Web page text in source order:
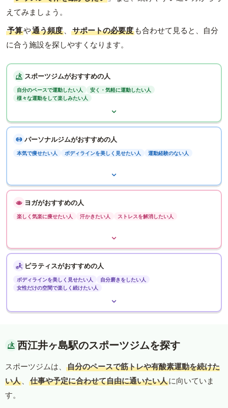
えてみましょう。
予算や通う頻度 、 サポートの必要度 も合わせて見ると、自分
に合う施設を探しやすくなります。
スポーツジムがおすすめの人
自分のペースで運動したい人
安く・気軽に運動したい人
様々な運動をして楽しみたい人
パーソナルジムがおすすめの人
本気で痩せたい人 ボディラインを美しく見せたい人 運動経験のない人
ヨガがおすすめの人
楽しく気楽に痩せたい人 汗かきたい人 ストレスを解消したい人
ピラティスがおすすめの人
ボディラインを美しく見せたい人
自分磨きをしたい人
女性だけの空間で楽しく続けたい人
西江井ヶ島駅のスポーツジムを探す
スポーツジムは、
自分のペースで筋トレや有酸素運動を続けた
い人 、 仕事や予定に合わせて自由に通いたい人に向いていま
す。